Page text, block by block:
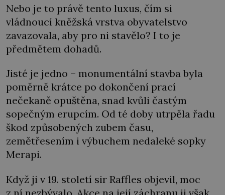
Nebo je to právě tento luxus, čím si
vládnoucí kněžská vrstva obyvatelstvo
zavazovala, aby pro ni stavělo? I to je
předmětem dohadů.
Jisté je jedno – monumentální stavba byla
poměrně krátce po dokončení prací
nečekaně opuštěna, snad kvůli častým
sopečným erupcím. Od té doby utrpěla řadu
škod způsobených zubem času,
zemětřesením i výbuchem nedaleké sopky
Merapi.
Když ji v 19. století sir Raffles objevil, moc